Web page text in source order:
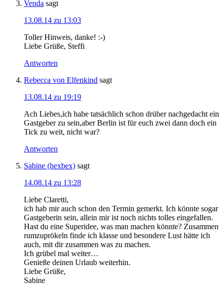
Venda sagt
13.08.14 zu 13:03
Toller Hinweis, danke! :-)
Liebe Grüße, Steffi
Antworten
Rebecca von Elfenkind sagt
13.08.14 zu 19:19
Ach Liebes,ich habe tatsächlich schon drüber nachgedacht ein
Gastgeber zu sein,aber Berlin ist für euch zwei dann doch ein
Tick zu weit, nicht war?
Antworten
Sabine (hexbex) sagt
14.08.14 zu 13:28
Liebe Claretti,
ich hab mir auch schon den Termin gemerkt. Ich könnte sogar
Gastgeberin sein, allein mir ist noch nichts tolles eingefallen.
Hast du eine Superidee, was man machen könnte? Zusammen
rumzuprökeln finde ich klasse und besondere Lust hätte ich
auch, mit dir zusammen was zu machen.
Ich grübel mal weiter…
Genieße deinen Urlaub weiterhin.
Liebe Grüße,
Sabine